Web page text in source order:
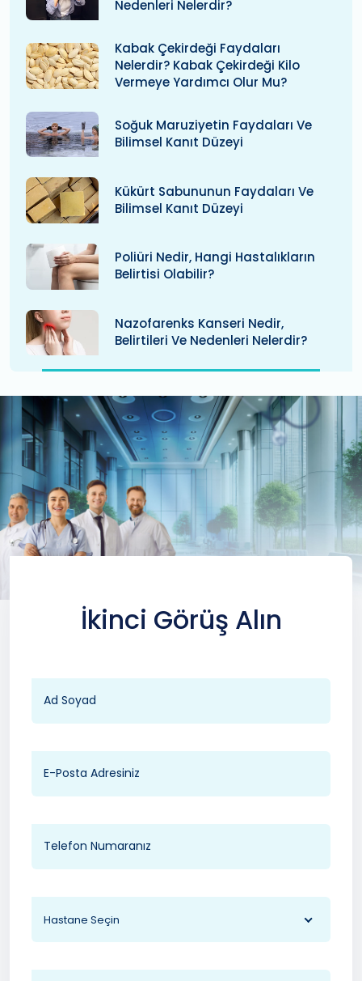
Nedenleri Nelerdir?
Kabak Çekirdeği Faydaları
Nelerdir? Kabak Çekirdeği Kilo
Vermeye Yardımcı Olur Mu?
Soğuk Maruziyetin Faydaları Ve
Bilimsel Kanıt Düzeyi
Kükürt Sabununun Faydaları Ve
Bilimsel Kanıt Düzeyi
Poliüri Nedir, Hangi Hastalıkların
Belirtisi Olabilir?
Nazofarenks Kanseri Nedir,
Belirtileri Ve Nedenleri Nelerdir?
İkinci Görüş Alın
Hastane Seçin